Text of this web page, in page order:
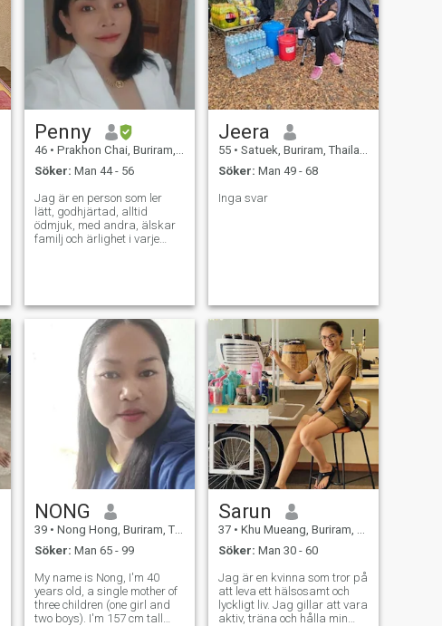
Penny
46 • Prakhon Chai, Buriram, Thailand
Söker: Man 44 - 56
Jag är en person som ler
lätt, godhjärtad, alltid
ödmjuk, med andra, älskar
familj och ärlighet i varje
väldigt mycket. Jag gillar
kaffe, och motion, och jag
gillar det. Jag är ett barn,
men jag är inte ett barn, men
jag är ett barn, jag är ett
barn, jag är ett barn, jag är
ett barn, 😁 jag är ett barn
eller en person eller en person
som jag ser fram emot att
träffa människor som liknar
mig. Jag hoppas att se dig
snart. 😘
Jeera
55 • Satuek, Buriram, Thailand
Söker: Man 49 - 68
Inga svar
NONG
39 • Nong Hong, Buriram, Thailand
Söker: Man 65 - 99
My name is Nong, I'm 40
years old, a single mother of
three children (one girl and
two boys). I'm 157 cm tall
Sarun
37 • Khu Mueang, Buriram, Thailand
Söker: Man 30 - 60
Jag är en kvinna som tror på
att leva ett hälsosamt och
lyckligt liv. Jag gillar att vara
aktiv, träna och hålla min